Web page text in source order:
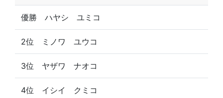
優勝 ハヤシ ユミコ
2位 ミノワ ユウコ
3位 ヤザワ ナオコ
4位 イシイ クミコ